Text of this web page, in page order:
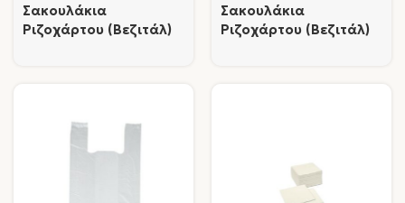
Σακουλάκια
Ριζοχάρτου (Βεζιτάλ)
Σακουλάκια
Ριζοχάρτου (Βεζιτάλ)